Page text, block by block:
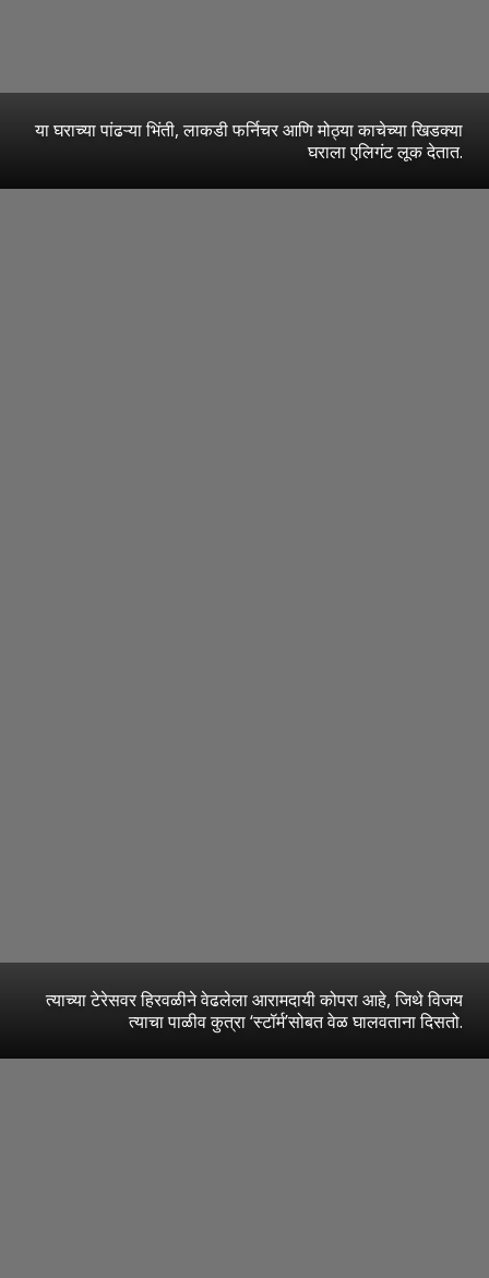
या घराच्या पांढऱ्या भिंती, लाकडी फर्निचर आणि मोठ्या काचेच्या खिडक्या
घराला एलिगंट लूक देतात.
त्याच्या टेरेसवर हिरवळीने वेढलेला आरामदायी कोपरा आहे, जिथे विजय
त्याचा पाळीव कुत्रा ‘स्टॉर्म’सोबत वेळ घालवताना दिसतो.